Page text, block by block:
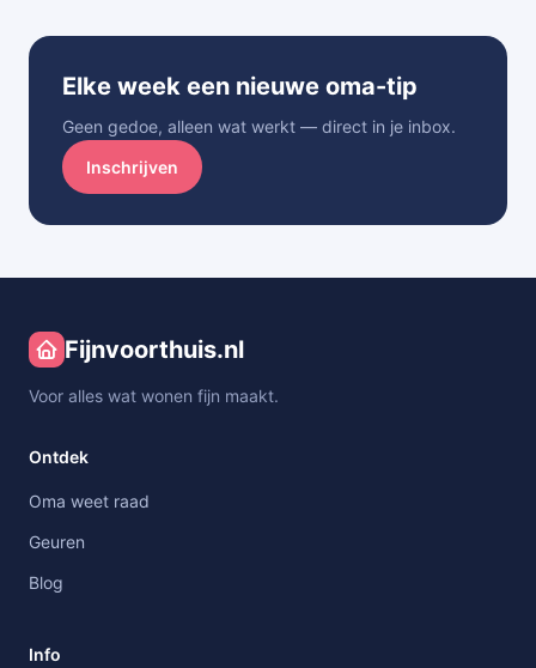
Elke week een nieuwe oma-tip
Geen gedoe, alleen wat werkt — direct in je inbox.
Inschrijven
Fijnvoorthuis.nl
Voor alles wat wonen fijn maakt.
Ontdek
Oma weet raad
Geuren
Blog
Info